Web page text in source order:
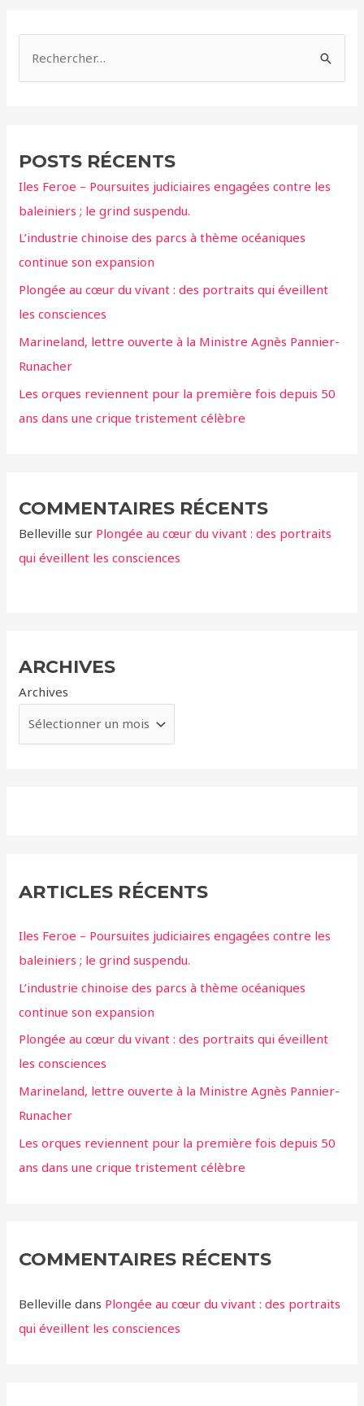
r
c
h
e
r
:
POSTS RÉCENTS
Iles Feroe – Poursuites judiciaires engagées contre les
baleiniers ; le grind suspendu.
L’industrie chinoise des parcs à thème océaniques
continue son expansion
Plongée au cœur du vivant : des portraits qui éveillent
les consciences
Marineland, lettre ouverte à la Ministre Agnès Pannier-
Runacher
Les orques reviennent pour la première fois depuis 50
ans dans une crique tristement célèbre
COMMENTAIRES RÉCENTS
Belleville sur Plongée au cœur du vivant : des portraits
qui éveillent les consciences
ARCHIVES
Archives
ARTICLES RÉCENTS
Iles Feroe – Poursuites judiciaires engagées contre les
baleiniers ; le grind suspendu.
L’industrie chinoise des parcs à thème océaniques
continue son expansion
Plongée au cœur du vivant : des portraits qui éveillent
les consciences
Marineland, lettre ouverte à la Ministre Agnès Pannier-
Runacher
Les orques reviennent pour la première fois depuis 50
ans dans une crique tristement célèbre
COMMENTAIRES RÉCENTS
Belleville dans Plongée au cœur du vivant : des portraits
qui éveillent les consciences